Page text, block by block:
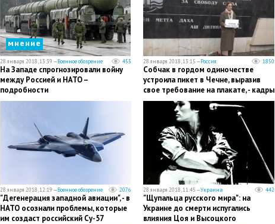
мнение
28 января 2018, 13:39 —Военное обозрение 453
На Западе спрогнозировали войну
между Россией и НАТО –
подробности
28 января 2018, 13:15 —Россия 1850
Собчак в гордом одиночестве
устроила пикет в Чечне, выразив
свое требование на плакате, - кадры
28 января 2018, 12:19 —Военное обозрение 2076
"Дегенерация западной авиации", - в
НАТО осознали проблемы, которые
им создаст российский Су-57
28 января 2018, 11:45 —Украина 442
"Щупальца русского мира": на
Украине до смерти испугались
влияния Цоя и Высоцкого